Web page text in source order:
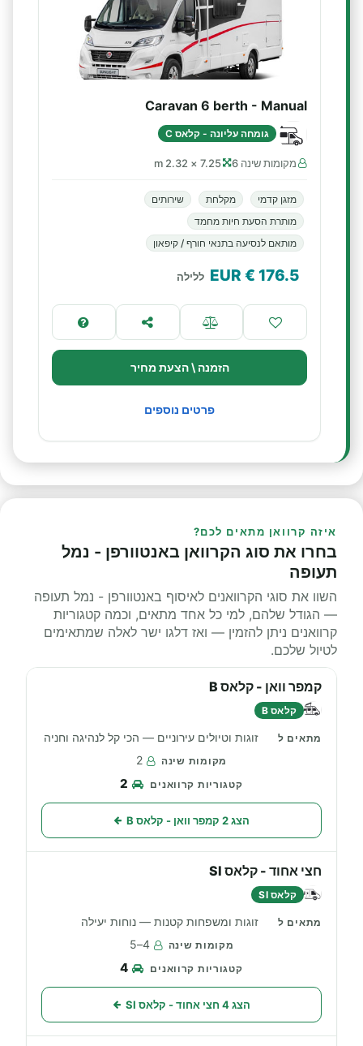
Caravan 6 berth - Manual
גומחה עליונה - קלאס C
מקומות שינה 6 7.25 × 2.32 m
מזגן קדמי מקלחת
שירותים
מותרת הסעת חיות מחמד
מותאם לנסיעה בתנאי חורף / קיפאון
176.5
€ EUR ללילה
הזמנה \ הצעת מחיר
פרטים נוספים
איזה קרוואן מתאים לכם?
בחרו את סוג הקרוואן באנטוורפן - נמל
תעופה
השוו את סוגי הקרוואנים לאיסוף באנטוורפן - נמל תעופה
— הגודל שלהם, למי כל אחד מתאים, וכמה קטגוריות
קרוואנים ניתן להזמין — ואז דלגו ישר לאלה שמתאימים
לטיול שלכם.
קמפר וואן - קלאס B
קלאס B
זוגות וטיולים עירוניים — הכי קל לנהיגה וחניה
2
2
הצג 2 קמפר וואן - קלאס B
חצי אחוד - קלאס SI
קלאס SI
זוגות ומשפחות קטנות — נוחות יעילה
4–5
4
הצג 4 חצי אחוד - קלאס SI